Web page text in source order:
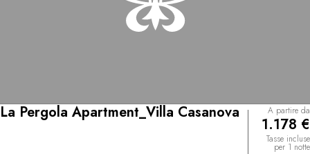
La Pergola Apartment_Villa Casanova A partire da
1.178 €
Tasse incluse
per 1 notte